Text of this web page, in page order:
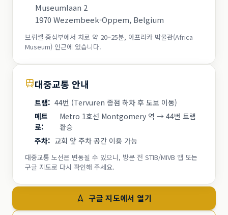
Museumlaan 2
1970 Wezembeek-Oppem, Belgium
브뤼셀 중심부에서 차로 약 20–25분, 아프리카 박물관(Africa
Museum) 인근에 있습니다.
대중교통 안내
트램: 44번 (Tervuren 종점 하차 후 도보 이동)
메트
로:
Metro 1호선 Montgomery 역 → 44번 트램
환승
주차: 교회 앞 주차 공간 이용 가능
대중교통 노선은 변동될 수 있으니, 방문 전 STIB/MIVB 앱 또는
구글 지도로 다시 확인해 주세요.
구글 지도에서 열기